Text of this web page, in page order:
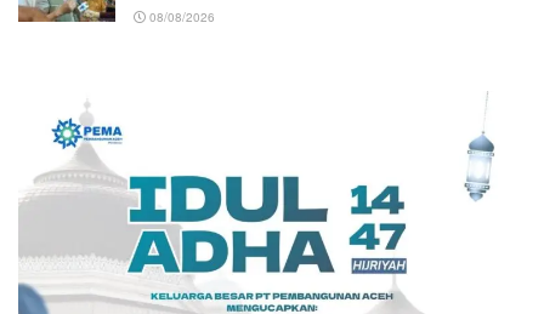
08/08/2026